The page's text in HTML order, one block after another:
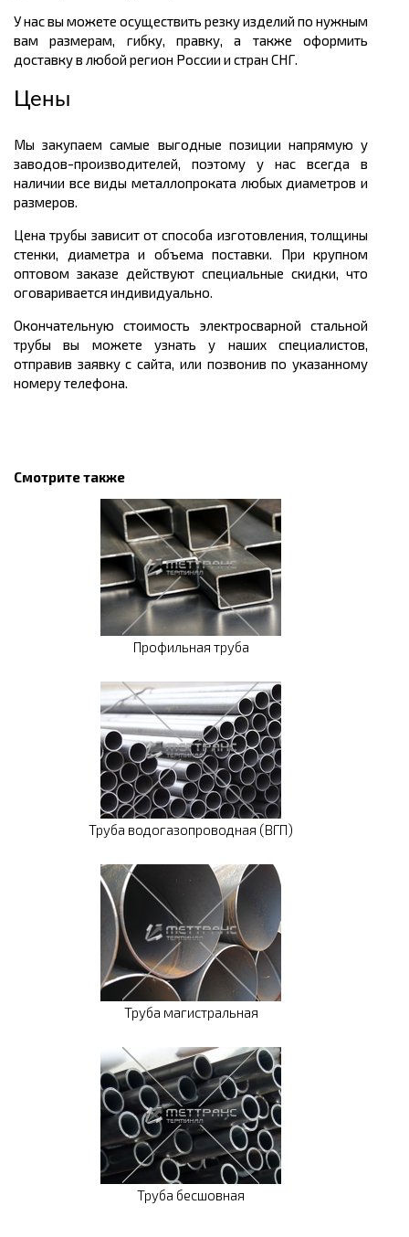
У нас вы можете осуществить резку изделий по нужным
вам размерам, гибку, правку, а также оформить
доставку в любой регион России и стран СНГ.
Цены
Мы закупаем самые выгодные позиции напрямую у
заводов-производителей, поэтому у нас всегда в
наличии все виды металлопроката любых диаметров и
размеров.
Цена трубы зависит от способа изготовления, толщины
стенки, диаметра и объема поставки. При крупном
оптовом заказе действуют специальные скидки, что
оговаривается индивидуально.
Окончательную стоимость электросварной стальной
трубы вы можете узнать у наших специалистов,
отправив заявку с сайта, или позвонив по указанному
номеру телефона.
Смотрите также
Профильная труба
Труба водогазопроводная (ВГП)
Труба магистральная
Труба бесшовная